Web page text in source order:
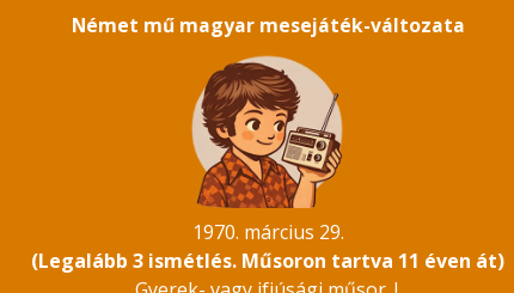
Német mű magyar mesejáték-változata
1970. március 29.
(Legalább 3 ismétlés. Műsoron tartva 11 éven át)